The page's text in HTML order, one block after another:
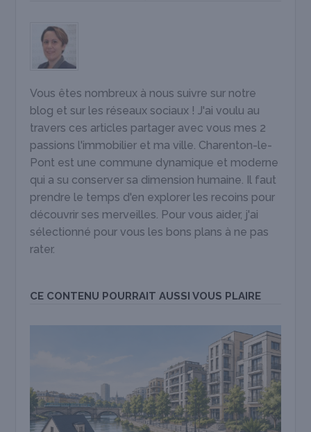
Vous êtes nombreux à nous suivre sur notre
blog et sur les réseaux sociaux ! J'ai voulu au
travers ces articles partager avec vous mes 2
passions l'immobilier et ma ville. Charenton-le-
Pont est une commune dynamique et moderne
qui a su conserver sa dimension humaine. Il faut
prendre le temps d'en explorer les recoins pour
découvrir ses merveilles. Pour vous aider, j'ai
sélectionné pour vous les bons plans à ne pas
rater.
CE CONTENU POURRAIT AUSSI VOUS PLAIRE